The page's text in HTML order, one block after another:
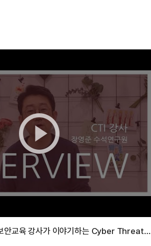
교육 강사가 이야기하는 Cyber Threat I